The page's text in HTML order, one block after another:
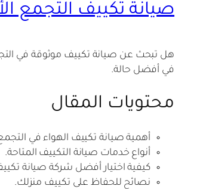
صيانة تكييف التجمع
هل تبحث عن صيانة تكييف موثوقة في
في أفضل حالة.
محتويات المقال
أهمية صيانة تكييف الهواء في
أنواع خدمات صيانة التكييف المتاحة.
كيفية اختيار أفضل شركة صيانة
نصائح للحفاظ على تكييف منزلك.